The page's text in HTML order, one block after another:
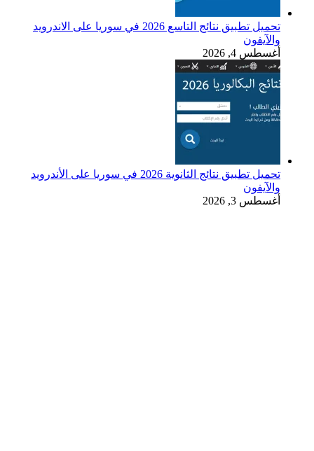
تحميل تطبيق نتائج التاسع 2026 في سوريا على الاندرويد
والآيفون
أغسطس 4, 2026
تحميل تطبيق نتائج الثانوية 2026 في سوريا على الأندرويد
والآيفون
أغسطس 3, 2026